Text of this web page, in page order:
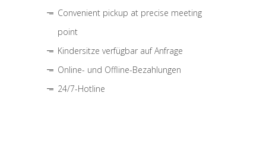
Convenient pickup at precise meeting
point
Kindersitze verfügbar auf Anfrage
Online- und Offline-Bezahlungen
24/7-Hotline